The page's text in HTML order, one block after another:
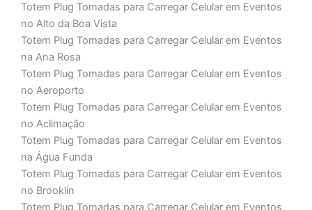
Totem Plug Tomadas para Carregar Celular em Eventos
no Alto da Boa Vista
Totem Plug Tomadas para Carregar Celular em Eventos
na Ana Rosa
Totem Plug Tomadas para Carregar Celular em Eventos
no Aeroporto
Totem Plug Tomadas para Carregar Celular em Eventos
no Aclimação
Totem Plug Tomadas para Carregar Celular em Eventos
na Água Funda
Totem Plug Tomadas para Carregar Celular em Eventos
no Brooklin
Totem Plug Tomadas para Carregar Celular em Eventos